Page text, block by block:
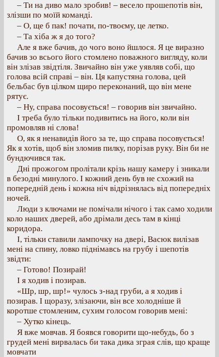
– Ти на диво мало зробив! – весело прошепотів він,
злізши по моїй команді.
– О, ще б пак! почати, по-твоєму, це летко.
– Та хіба ж я до того?
Але я вже бачив, до чого воно йшлося. Я це виразно
бачив зо всього його стомлено поважного вигляду, коли
він злізав звідтіля. Звичайно він уже уявляв собі, що
голова всій справі – він. Ця капустяна голова, цей
бельбас був цілком щиро переконаний, що він мене
рятує.
– Ну, справа посовується! – говорив він звичайно.
І треба було тільки подивитись на його, коли він
промовляв ні слова!
О, як я ненавидів його за те, що справа посовується!
Як я хотів, щоб він зломив пилку, порізав руку. Він би не
бундючився так.
Дні прожогом пролітали крізь нашу камеру і зникали
в безодні минулого. І кожний день був не схожий на
попередній день і кожна ніч відрізнялась від попередніх
ночей.
Люди з ключами не помічали нічого і так само ходили
коло наших дверей, або дрімали десь там в кінці
коридора.
І, тільки ставили лампочку на двері, Васюк вилізав
мені на спину, ловко піднімавсь на грубу і шепотів
звідти:
– Готово! Позирай!
І я ходив і позирав.
«Шр, шр, шр!» чулось з-над груби, а я ходив і
позирав. І щоразу, злізаючи, він все холодніше й
коротше стомленим, сухим голосом говорив мені:
– Хутко кінець.
Я вже мовчав. Я боявся говорити що-небудь, бо з
грудей мені вирвалась би така дика зграя слів, що краще
мовчати